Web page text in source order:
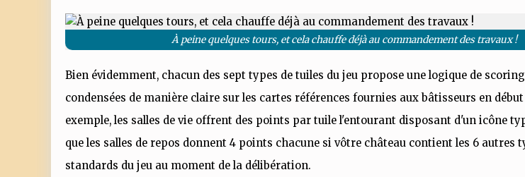
À peine quelques tours, et cela chauffe déjà au commandement des travaux !
Bien évidemment, chacun des sept types de tuiles du jeu propose une logique de
condensées de manière claire sur les cartes références fournies aux bâtisseurs en
exemple, les salles de vie offrent des points par tuile l'entourant disposant d'un icône
que les salles de repos donnent 4 points chacune si vôtre château contient les 6 autres
standards du jeu au moment de la délibération.